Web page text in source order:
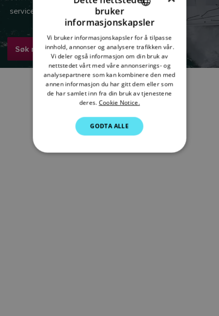
serviceforhandlere her.
Søk nå DANISH
ITALIAN
SWEDISH
GERMAN
SPANISH
bruker
informasjonskapsler
Vi bruker informasjonskapsler for å tilpasse
innhold, annonser og analysere trafikken vår.
Vi deler også informasjon om din bruk av
nettstedet vårt med våre annonserings- og
analysepartnere som kan kombinere den med
annen informasjon du har gitt dem eller som
de har samlet inn fra din bruk av tjenestene
deres. Cookie Notice.
GODTA ALLE